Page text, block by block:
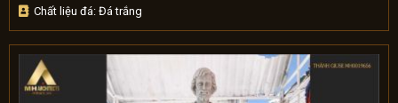
Chất liệu đá: Đá trắng